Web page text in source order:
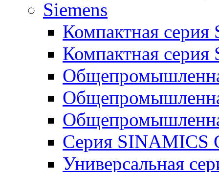
Siemens
Компактная
Компактная
Серия SINAMICS
Универсальная